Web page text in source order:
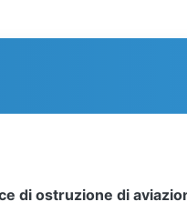
di ostruzione di